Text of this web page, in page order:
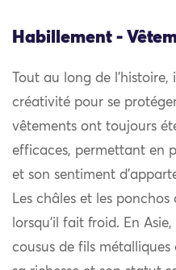
Habillement -
Tout au long de
créativité pour se
vêtements ont toujours
efficaces, permettant en
et son sentiment
Les châles et les
lorsqu’il fait froid. En
cousus de fils métalliques